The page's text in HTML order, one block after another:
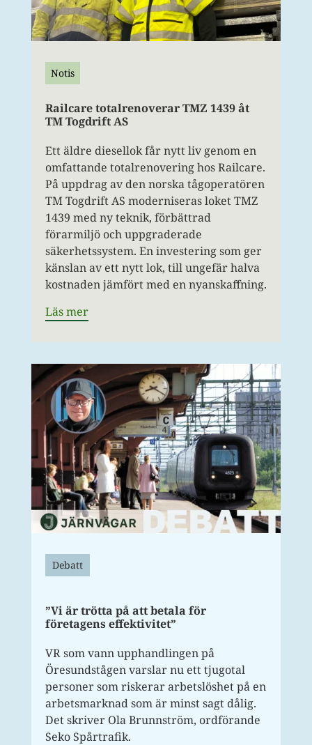
Notis
Railcare totalrenoverar TMZ 1439 åt
TM Togdrift AS
Ett äldre diesellok får nytt liv genom en
omfattande totalrenovering hos Railcare.
På uppdrag av den norska tågoperatören
TM Togdrift AS moderniseras loket TMZ
1439 med ny teknik, förbättrad
förarmiljö och uppgraderade
säkerhetssystem. En investering som ger
känslan av ett nytt lok, till ungefär halva
kostnaden jämfört med en nyanskaffning.
Läs mer
Debatt
”Vi är trötta på att betala för
företagens effektivitet”
VR som vann upphandlingen på
Öresundstågen varslar nu ett tjugotal
personer som riskerar arbetslöshet på en
arbetsmarknad som är minst sagt dålig.
Det skriver Ola Brunnström, ordförande
Seko Spårtrafik.